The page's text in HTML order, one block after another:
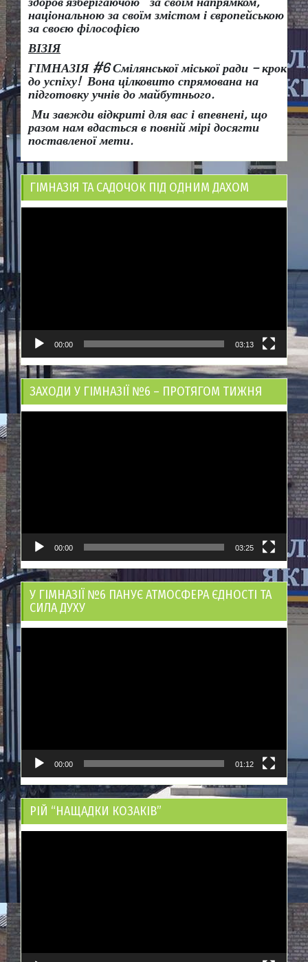
національною за своїм змістом і європейською
за своєю філософією
ВІЗІЯ
ГІМНАЗІЯ #6 Смілянської міської ради – крок
до успіху! Вона цілковито спрямована на
підготовку учнів до майбутнього.
Ми завжди відкриті для вас і впевнені, що
разом нам вдасться в повній мірі досягти
поставленої мети.
ГІМНАЗІЯ ТА САДОЧОК ПІД ОДНИМ ДАХОМ
00:00 03:13
ЗАХОДИ У ГІМНАЗІЇ №6 – ПРОТЯГОМ ТИЖНЯ
00:00 03:25
У ГІМНАЗІЇ №6 ПАНУЄ АТМОСФЕРА ЄДНОСТІ ТА
СИЛА ДУХУ
00:00 01:12
РІЙ “НАЩАДКИ КОЗАКІВ”